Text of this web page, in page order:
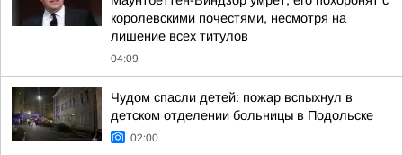
королевскими почестями, несмотря на
лишение всех титулов
04:09
Чудом спасли детей: пожар вспыхнул в
детском отделении больницы в Подольске
02:00